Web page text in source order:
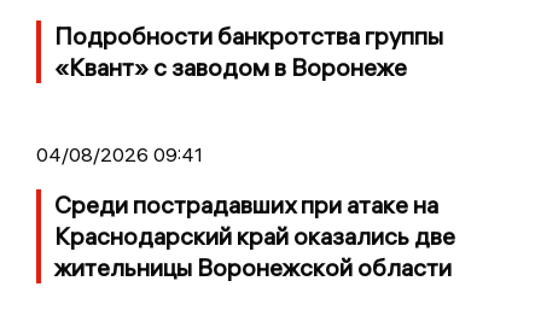
Подробности банкротства группы
«Квант» с заводом в Воронеже
04/08/2026 09:41
Среди пострадавших при атаке на
Краснодарский край оказались две
жительницы Воронежской области